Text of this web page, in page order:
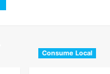
Consume Local